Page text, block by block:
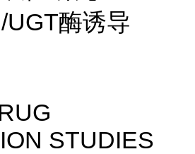
UGT酶诱导
STUDIES